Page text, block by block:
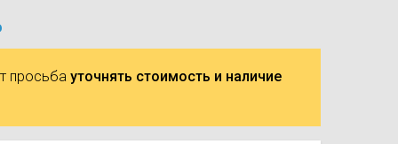
просьба уточнять стоимость и наличие